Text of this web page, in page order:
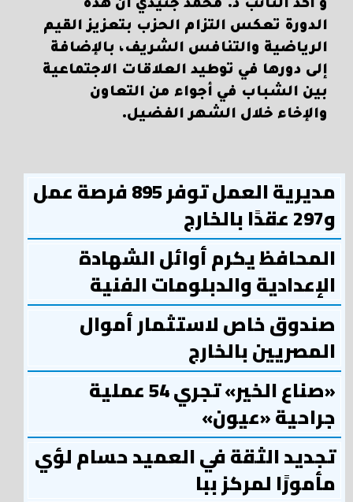
و أكد النائب د. محمد جنيدي أن هذه
الدورة تعكس التزام الحزب بتعزيز القيم
الرياضية والتنافس الشريف، بالإضافة
إلى دورها في توطيد العلاقات الاجتماعية
بين الشباب في أجواء من التعاون
والإخاء خلال الشهر الفضيل.
مديرية العمل توفر 895 فرصة عمل
و297 عقدًا بالخارج
المحافظ يكرم أوائل الشهادة
الإعدادية والدبلومات الفنية
صندوق خاص لاستثمار أموال
المصريين بالخارج
«صناع الخير» تجري 54 عملية
جراحية «عيون»
تجديد الثقة في العميد حسام لؤي
مأمورًا لمركز ببا